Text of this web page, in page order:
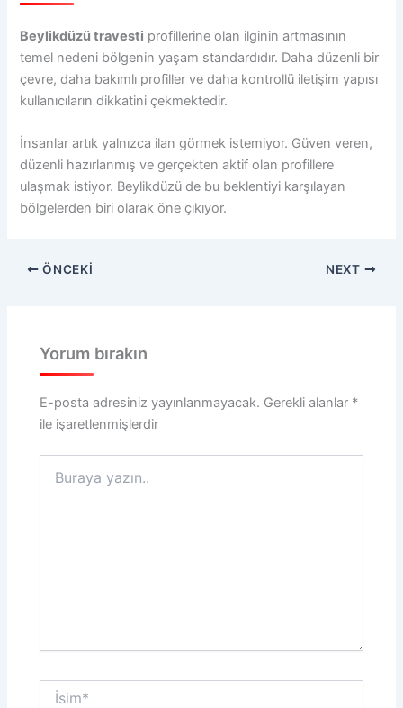
Beylikdüzü travesti profillerine olan ilginin artmasının
temel nedeni bölgenin yaşam standardıdır. Daha düzenli bir
çevre, daha bakımlı profiller ve daha kontrollü iletişim yapısı
kullanıcıların dikkatini çekmektedir.
İnsanlar artık yalnızca ilan görmek istemiyor. Güven veren,
düzenli hazırlanmış ve gerçekten aktif olan profillere
ulaşmak istiyor. Beylikdüzü de bu beklentiyi karşılayan
bölgelerden biri olarak öne çıkıyor.
ÖNCEKI NEXT
Yorum bırakın
E-posta adresiniz yayınlanmayacak. Gerekli alanlar *
ile işaretlenmişlerdir
yazın..
İsim*